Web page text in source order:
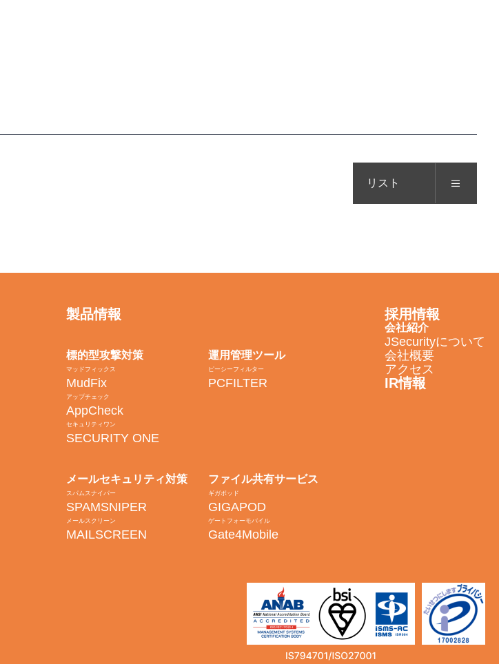
リスト
製品情報
標的型攻撃対策
マッドフィックス
MudFix
アップチェック
AppCheck
セキュリティワン
SECURITY ONE
メールセキュリティ対策
スパムスナイパー
SPAMSNIPER
メールスクリーン
MAILSCREEN
運用管理ツール
ピーシーフィルター
PCFILTER
ファイル共有サービス
ギガポッド
GIGAPOD
ゲートフォーモバイル
Gate4Mobile
採用情報
会社紹介
JSecurityについて
会社概要
アクセス
IR情報